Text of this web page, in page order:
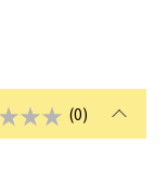
(0)